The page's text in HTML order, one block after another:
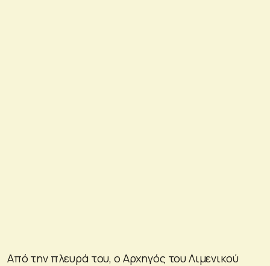
Από την πλευρά του, ο Αρχηγός του Λιμενικού